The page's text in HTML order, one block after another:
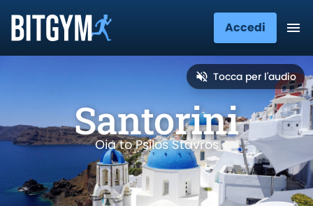
Accedi
Tocca per l'audio
Santorini
Oia to Psilos Stavros